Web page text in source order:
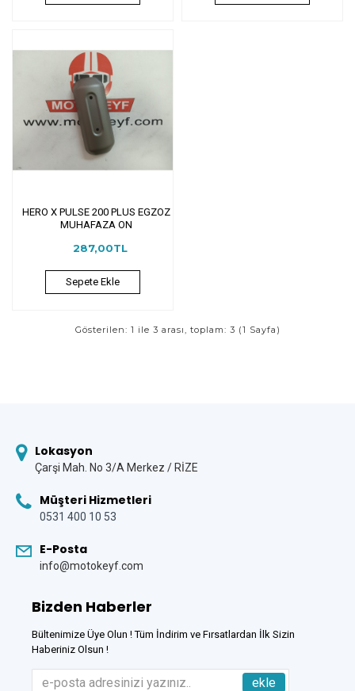
HERO X PULSE 200 PLUS EGZOZ
MUHAFAZA ON
287,00TL
Sepete Ekle
Gösterilen: 1 ile 3 arası, toplam: 3 (1 Sayfa)
Lokasyon
Çarşi Mah. No 3/A Merkez / RİZE
Müşteri Hizmetleri
0531 400 10 53
E-Posta
info@motokeyf.com
Bizden Haberler
Bültenimize Üye Olun ! Tüm İndirim ve Fırsatlardan İlk Sizin
Haberiniz Olsun !
ekle